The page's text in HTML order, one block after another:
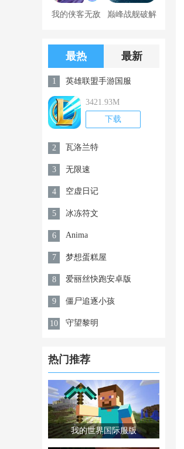
我的侠客无敌 巅峰战舰破解
限钻石
最热 最新
1 英雄联盟手游国服
3421.93M
下载
2 瓦洛兰特
3 无限速
4 空虚日记
5 冰冻符文
6 Anima
7 梦想蛋糕屋
8 爱丽丝快跑安卓版
9 僵尸追逐小孩
10 守望黎明
热门推荐
我的世界国际服版